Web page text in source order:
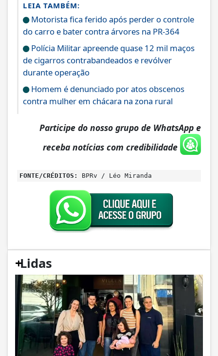
LEIA TAMBÉM:
Motorista fica ferido após perder o controle
do carro e bater contra árvores na PR-364
Polícia Militar apreende quase 12 mil maços
de cigarros contrabandeados e revólver
durante operação
Homem é denunciado por atos obscenos
contra mulher em chácara na zona rural
Participe do nosso grupo de WhatsApp e
receba notícias com credibilidade
FONTE/CRÉDITOS: BPRv / Léo Miranda
+
Lidas